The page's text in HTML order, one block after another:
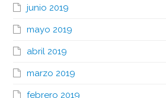
junio 2019
mayo 2019
abril 2019
marzo 2019
febrero 2019